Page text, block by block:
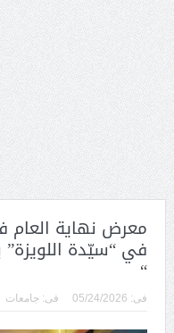
معرض نهاية العام
“
فى: 05/24/2026 فى: جامعات